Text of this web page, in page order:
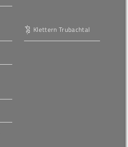
Klettern Trubachtal